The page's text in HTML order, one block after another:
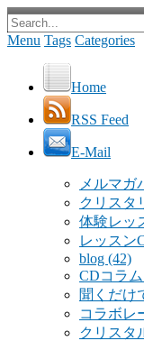
Menu Tags Categories
Home
RSS Feed
E-Mail
メルマガ
クリスタ
体験レッ
レッスン
blog (42)
CDコラム
聞くだけ
コラボレ
クリスタ